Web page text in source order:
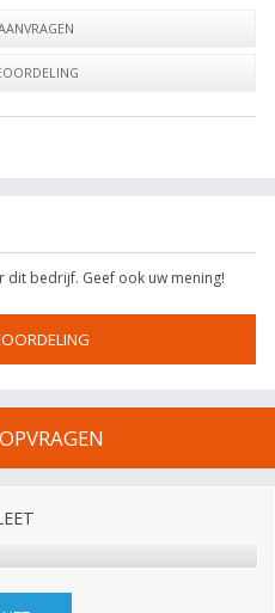
dit bedrijf. Geef ook uw mening!